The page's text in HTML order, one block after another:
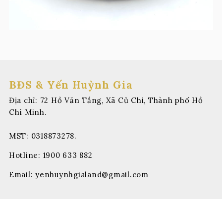
BĐS & Yến Huỳnh Gia
Địa chỉ: 72 Hồ Văn Tắng, Xã Củ Chi, Thành phố Hồ
Chí Minh.
MST: 0318873278.
Hotline: 1900 633 882
Email:yenhuynhgialand@gmail.com